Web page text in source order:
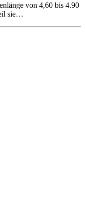
von 4,60 bis 4.90
sie…